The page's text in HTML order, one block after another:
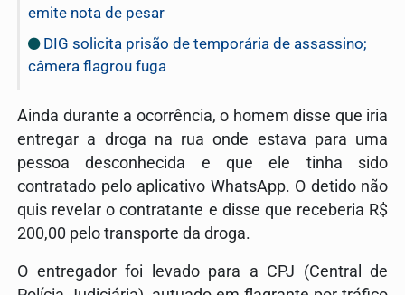
emite nota de pesar
DIG solicita prisão de temporária de assassino;
câmera flagrou fuga
Ainda durante a ocorrência, o homem disse que iria
entregar a droga na rua onde estava para uma
pessoa desconhecida e que ele tinha sido
contratado pelo aplicativo WhatsApp. O detido não
quis revelar o contratante e disse que receberia R$
200,00 pelo transporte da droga.
O entregador foi levado para a CPJ (Central de